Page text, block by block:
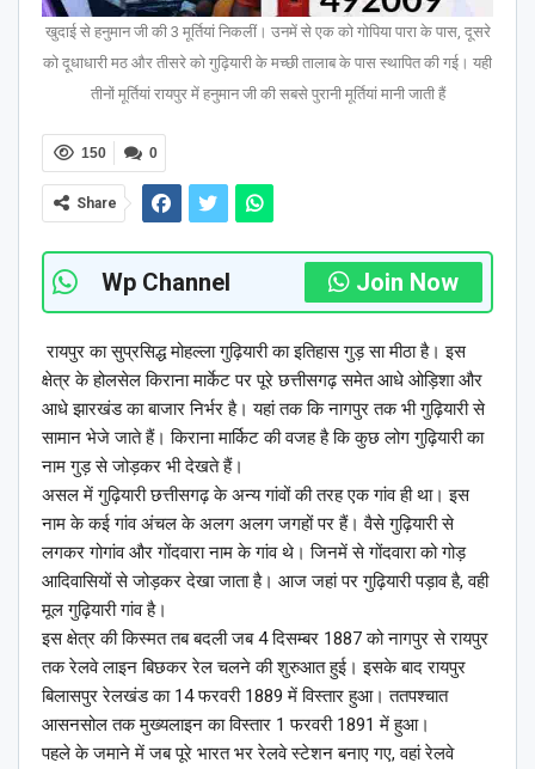
खुदाई से हनुमान जी की 3 मूर्तियां निकलीं। उनमें से एक को गोपिया पारा के पास, दूसरे
को दूधाधारी मठ और तीसरे को गुढ़ियारी के मच्छी तालाब के पास स्थापित की गई। यही
तीनों मूर्तियां रायपुर में हनुमान जी की सबसे पुरानी मूर्तियां मानी जाती हैं
0
150
Share
Wp Channel Join Now
रायपुर का सुप्रसिद्ध मोहल्ला गुढ़ियारी का इतिहास गुड़ सा मीठा है। इस
क्षेत्र के होलसेल किराना मार्केट पर पूरे छत्तीसगढ़ समेत आधे ओड़िशा और
आधे झारखंड का बाजार निर्भर है। यहां तक कि नागपुर तक भी गुढ़ियारी से
सामान भेजे जाते हैं। किराना मार्किट की वजह है कि कुछ लोग गुढ़ियारी का
नाम गुड़ से जोड़कर भी देखते हैं।
असल में गुढ़ियारी छत्तीसगढ़ के अन्य गांवों की तरह एक गांव ही था। इस
नाम के कई गांव अंचल के अलग अलग जगहों पर हैं। वैसे गुढ़ियारी से
लगकर गोगांव और गोंदवारा नाम के गांव थे। जिनमें से गोंदवारा को गोड़
आदिवासियों से जोड़कर देखा जाता है। आज जहां पर गुढ़ियारी पड़ाव है, वही
मूल गुढ़ियारी गांव है।
इस क्षेत्र की किस्मत तब बदली जब 4 दिसम्बर 1887 को नागपुर से रायपुर
तक रेलवे लाइन बिछकर रेल चलने की शुरुआत हुई। इसके बाद रायपुर
बिलासपुर रेलखंड का 14 फरवरी 1889 में विस्तार हुआ। ततपश्चात
आसनसोल तक मुख्यलाइन का विस्तार 1 फरवरी 1891 में हुआ।
पहले के जमाने में जब पूरे भारत भर रेलवे स्टेशन बनाए गए, वहां रेलवे